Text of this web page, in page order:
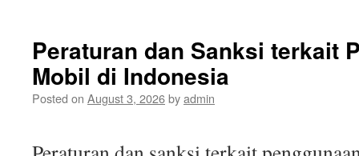
Peraturan dan Sanksi terkait
Mobil di Indonesia
Posted on August 3, 2026byadmin